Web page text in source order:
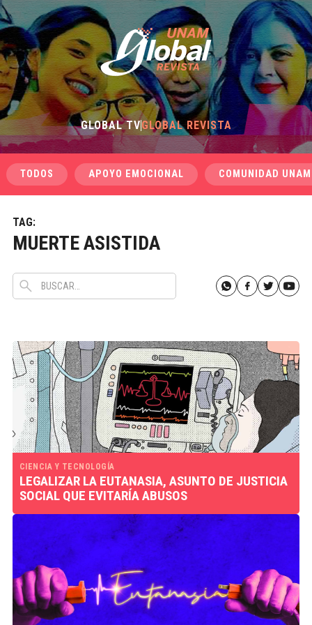
GLOBAL TVGLOBAL REVISTA
TODOS APOYO EMOCIONAL COMUNIDAD UNAM
TAG:
MUERTE ASISTIDA
CIENCIA Y TECNOLOGÍA
LEGALIZAR LA EUTANASIA, ASUNTO DE JUSTICIA
SOCIAL QUE EVITARÍA ABUSOS